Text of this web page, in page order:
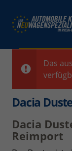
Das
Dacia
Dacia
Reimport